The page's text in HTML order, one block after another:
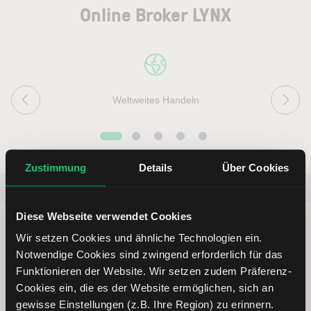
Zustimmung Details Über Cookies
Diese Webseite verwendet Cookies
Wir setzen Cookies und ähnliche Technologien ein.
Notwendige Cookies sind zwingend erforderlich für das
Funktionieren der Website. Wir setzen zudem Präferenz-
Cookies ein, die es der Website ermöglichen, sich an
gewisse Einstellungen (z.B. Ihre Region) zu erinnern.
Online Broker LYNX
Weltweites Handeln
Beliebt
Immer up to date – mit unseren